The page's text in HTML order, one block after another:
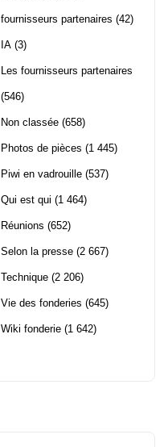
fournisseurs partenaires (42)
IA (3)
Les fournisseurs partenaires
(546)
Non classée (658)
Photos de pièces (1 445)
Piwi en vadrouille (537)
Qui est qui (1 464)
Réunions (652)
Selon la presse (2 667)
Technique (2 206)
Vie des fonderies (645)
Wiki fonderie (1 642)